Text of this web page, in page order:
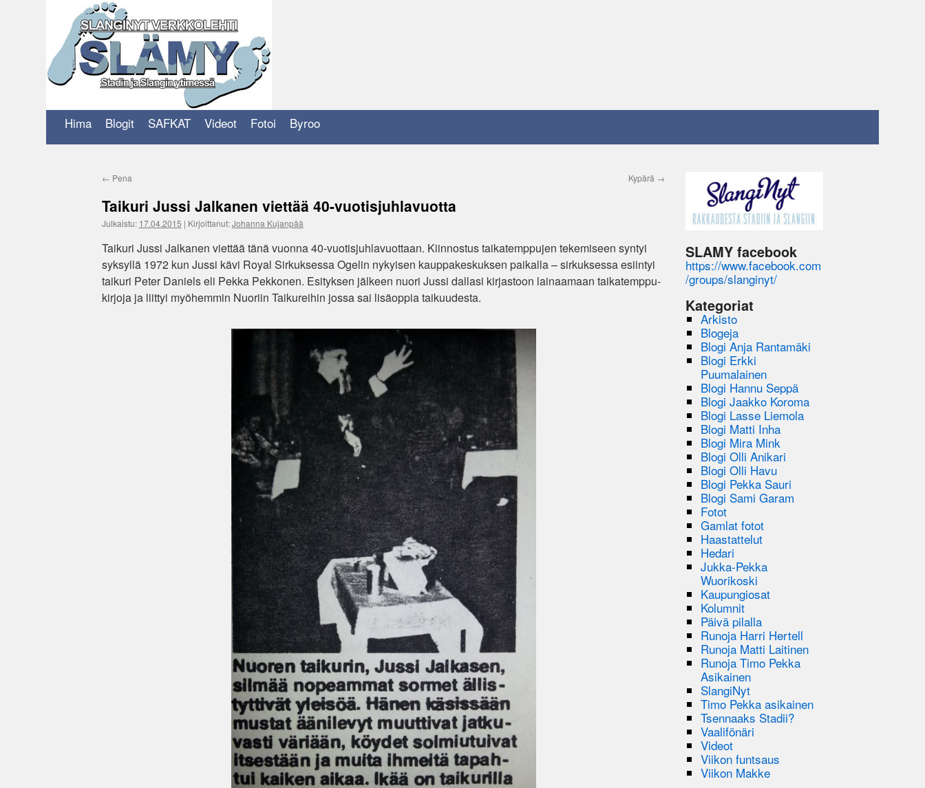
Hima Blogit SAFKAT Videot Fotoi Byroo
← Pena Kypärä →
Taikuri Jussi Jalkanen viettää 40-vuotisjuhlavuotta
Julkaistu: 17.04.2015 | Kirjoittanut:Johanna Kujanpää
Taikuri Jussi Jalkanen viettää tänä vuonna 40-vuotisjuhlavuottaan. Kiinnostus taikatemppujen tekemiseen syntyi
syksyllä 1972 kun Jussi kävi Royal Sirkuksessa Ogelin nykyisen kauppakeskuksen paikalla – sirkuksessa esiintyi
taikuri Peter Daniels eli Pekka Pekkonen. Esityksen jälkeen nuori Jussi dallasi kirjastoon lainaamaan taikatemppu-
kirjoja ja liittyi myöhemmin Nuoriin Taikureihin jossa sai lisäoppia taikuudesta.
SLAMY facebook
https://www.facebook.com
/groups/slanginyt/
Kategoriat
Arkisto
Blogeja
Blogi Anja Rantamäki
Blogi Erkki
Puumalainen
Blogi Hannu Seppä
Blogi Jaakko Koroma
Blogi Lasse Liemola
Blogi Matti Inha
Blogi Mira Mink
Blogi Olli Anikari
Blogi Olli Havu
Blogi Pekka Sauri
Blogi Sami Garam
Fotot
Gamlat fotot
Haastattelut
Hedari
Jukka-Pekka
Wuorikoski
Kaupungiosat
Kolumnit
Päivä pilalla
Runoja Harri Hertell
Runoja Matti Laitinen
Runoja Timo Pekka
Asikainen
SlangiNyt
Timo Pekka asikainen
Tsennaaks Stadii?
Vaalifönäri
Videot
Viikon funtsaus
Viikon Makke